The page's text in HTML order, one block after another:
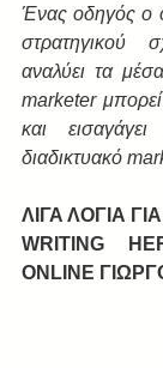
Ένας οδηγός ο
στρατηγικού
αναλύει τα
marketer
και
διαδικτυακό
ΛΙΓΑ ΛΟΓΙΑ
WRITING
ONLINE